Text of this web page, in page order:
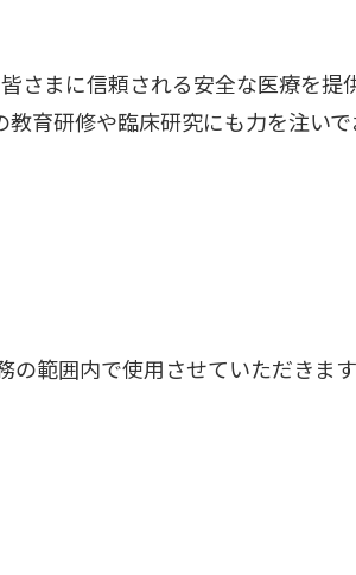
さまに信頼される安全な医療を
育研修や臨床研究にも力を注い
範囲内で使用させていただきま